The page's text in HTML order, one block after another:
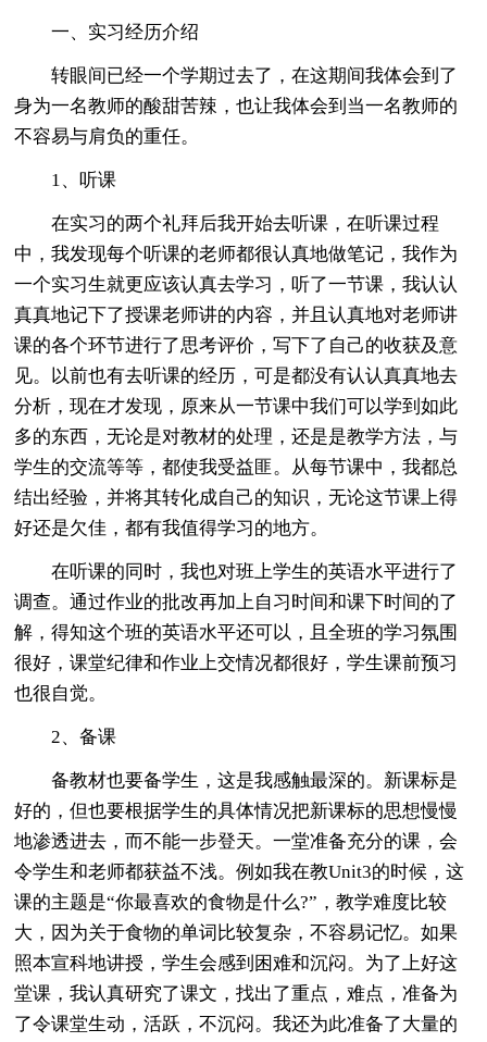
一、实习经历介绍
转眼间已经一个学期过去了，在这期间我体会到了
身为一名教师的酸甜苦辣，也让我体会到当一名教师的
不容易与肩负的重任。
1、听课
在实习的两个礼拜后我开始去听课，在听课过程
中，我发现每个听课的老师都很认真地做笔记，我作为
一个实习生就更应该认真去学习，听了一节课，我认认
真真地记下了授课老师讲的内容，并且认真地对老师讲
课的各个环节进行了思考评价，写下了自己的收获及意
见。以前也有去听课的经历，可是都没有认认真真地去
分析，现在才发现，原来从一节课中我们可以学到如此
多的东西，无论是对教材的处理，还是是教学方法，与
学生的交流等等，都使我受益匪。从每节课中，我都总
结出经验，并将其转化成自己的知识，无论这节课上得
好还是欠佳，都有我值得学习的地方。
在听课的同时，我也对班上学生的英语水平进行了
调查。通过作业的批改再加上自习时间和课下时间的了
解，得知这个班的英语水平还可以，且全班的学习氛围
很好，课堂纪律和作业上交情况都很好，学生课前预习
也很自觉。
2、备课
备教材也要备学生，这是我感触最深的。新课标是
好的，但也要根据学生的具体情况把新课标的思想慢慢
地渗透进去，而不能一步登天。一堂准备充分的课，会
令学生和老师都获益不浅。例如我在教Unit3的时候，这
课的主题是“你最喜欢的食物是什么?”，教学难度比较
大，因为关于食物的单词比较复杂，不容易记忆。如果
照本宣科地讲授，学生会感到困难和沉闷。为了上好这
堂课，我认真研究了课文，找出了重点，难点，准备为
了令课堂生动，活跃，不沉闷。我还为此准备了大量的